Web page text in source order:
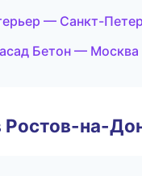
— Санкт-
Бетон — Москва
Ростов-на-